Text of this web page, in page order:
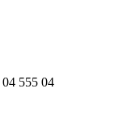
04 555 04